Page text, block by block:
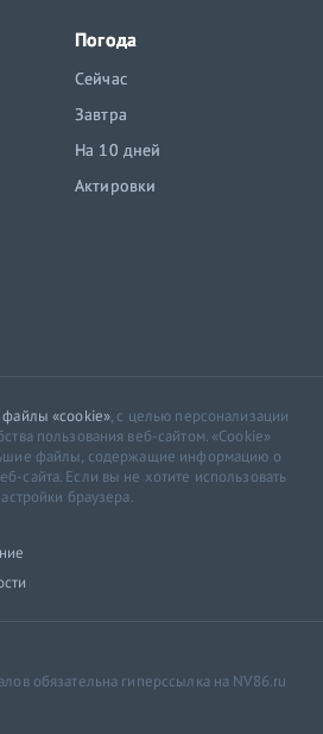
Погода
Сейчас
Завтра
На 10 дней
Актировки
файлы «cookie», с целью персонализации
пользования веб-сайтом. «Cookie»
файлы, содержащие информацию о
сайта. Если вы не хотите использовать
браузера.
обязательна гиперссылка на NV86.ru